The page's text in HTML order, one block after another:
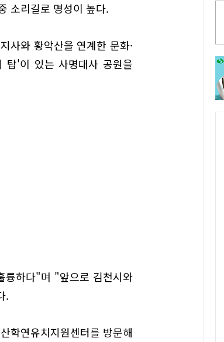
소리길로 명성이 높다.
사와 황악산을 연계한 문화·
탑'이 있는 사명대사 공원을
륭하다"며 "앞으로 김천시와
.
학연유치지원센터를 방문해